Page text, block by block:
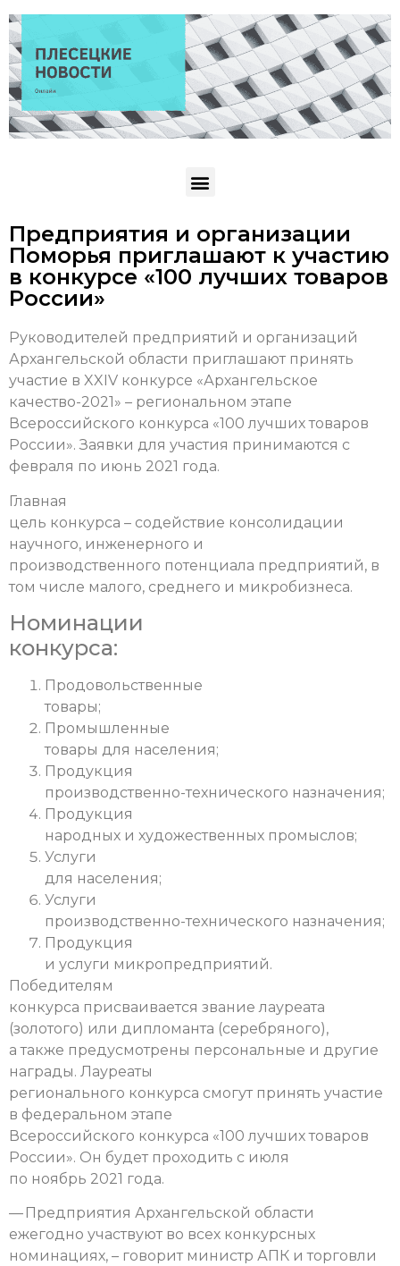
Предприятия и организации
Поморья приглашают к участию
в конкурсе «100 лучших товаров
России»
Руководителей предприятий и организаций
Архангельской области приглашают принять
участие в XXIV конкурсе «Архангельское
качество-2021» – региональном этапе
Всероссийского конкурса «100 лучших товаров
России». Заявки для участия принимаются с
февраля по июнь 2021 года.
Главная
цель конкурса – содействие консолидации
научного, инженерного и
производственного потенциала предприятий, в
том числе малого, среднего и микробизнеса.
Номинации
конкурса:
Продовольственные
товары;
Промышленные
товары для населения;
Продукция
производственно-технического назначения;
Продукция
народных и художественных промыслов;
Услуги
для населения;
Услуги
производственно-технического назначения;
Продукция
и услуги микропредприятий.
Победителям
конкурса присваивается звание лауреата
(золотого) или дипломанта (серебряного),
а также предусмотрены персональные и другие
награды. Лауреаты
регионального конкурса смогут принять участие
в федеральном этапе
Всероссийского конкурса «100 лучших товаров
России». Он будет проходить с июля
по ноябрь 2021 года.
— Предприятия Архангельской области
ежегодно участвуют во всех конкурсных
номинациях, – говорит министр АПК и торговли